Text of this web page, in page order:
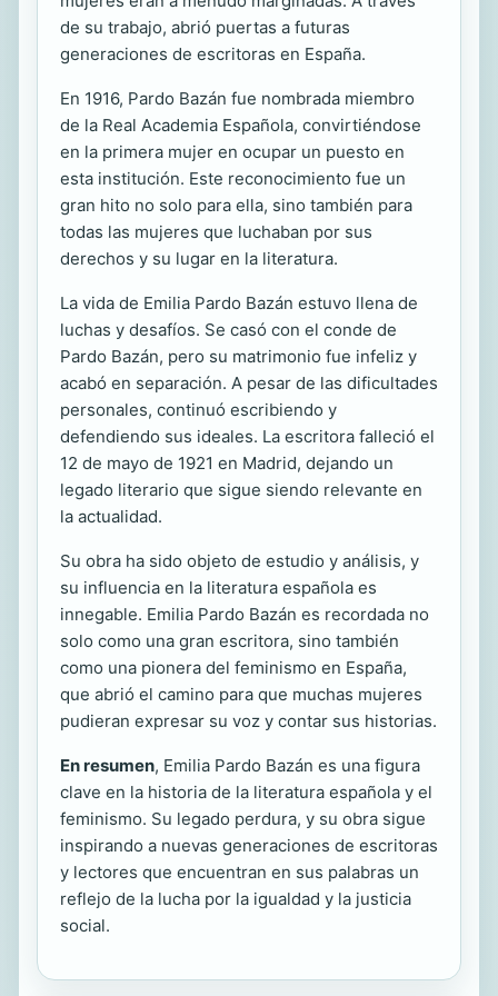
de su trabajo, abrió puertas a futuras
generaciones de escritoras en España.
En 1916, Pardo Bazán fue nombrada miembro
de la Real Academia Española, convirtiéndose
en la primera mujer en ocupar un puesto en
esta institución. Este reconocimiento fue un
gran hito no solo para ella, sino también para
todas las mujeres que luchaban por sus
derechos y su lugar en la literatura.
La vida de Emilia Pardo Bazán estuvo llena de
luchas y desafíos. Se casó con el conde de
Pardo Bazán, pero su matrimonio fue infeliz y
acabó en separación. A pesar de las dificultades
personales, continuó escribiendo y
defendiendo sus ideales. La escritora falleció el
12 de mayo de 1921 en Madrid, dejando un
legado literario que sigue siendo relevante en
la actualidad.
Su obra ha sido objeto de estudio y análisis, y
su influencia en la literatura española es
innegable. Emilia Pardo Bazán es recordada no
solo como una gran escritora, sino también
como una pionera del feminismo en España,
que abrió el camino para que muchas mujeres
pudieran expresar su voz y contar sus historias.
En resumen, Emilia Pardo Bazán es una figura
clave en la historia de la literatura española y el
feminismo. Su legado perdura, y su obra sigue
inspirando a nuevas generaciones de escritoras
y lectores que encuentran en sus palabras un
reflejo de la lucha por la igualdad y la justicia
social.